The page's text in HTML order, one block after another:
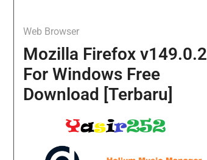
Web Browser
Mozilla Firefox v149.0.2
For Windows Free
Download [Terbaru]